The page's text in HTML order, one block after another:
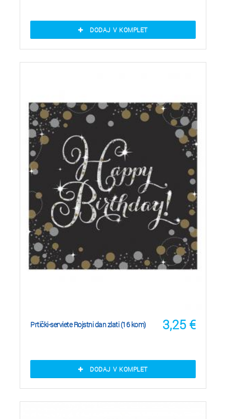
DODAJ V KOMPLET
3,25 €
Prtički-serviete Rojstni dan zlati (16 kom)
DODAJ V KOMPLET